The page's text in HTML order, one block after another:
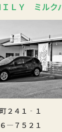
ＬＹ ミルク
２４１‐１
―７５２１